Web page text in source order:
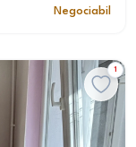
Negociabil
1